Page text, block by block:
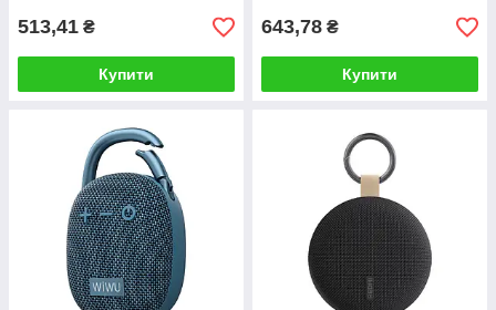
513,41 ₴
Купити
643,78 ₴
Купити